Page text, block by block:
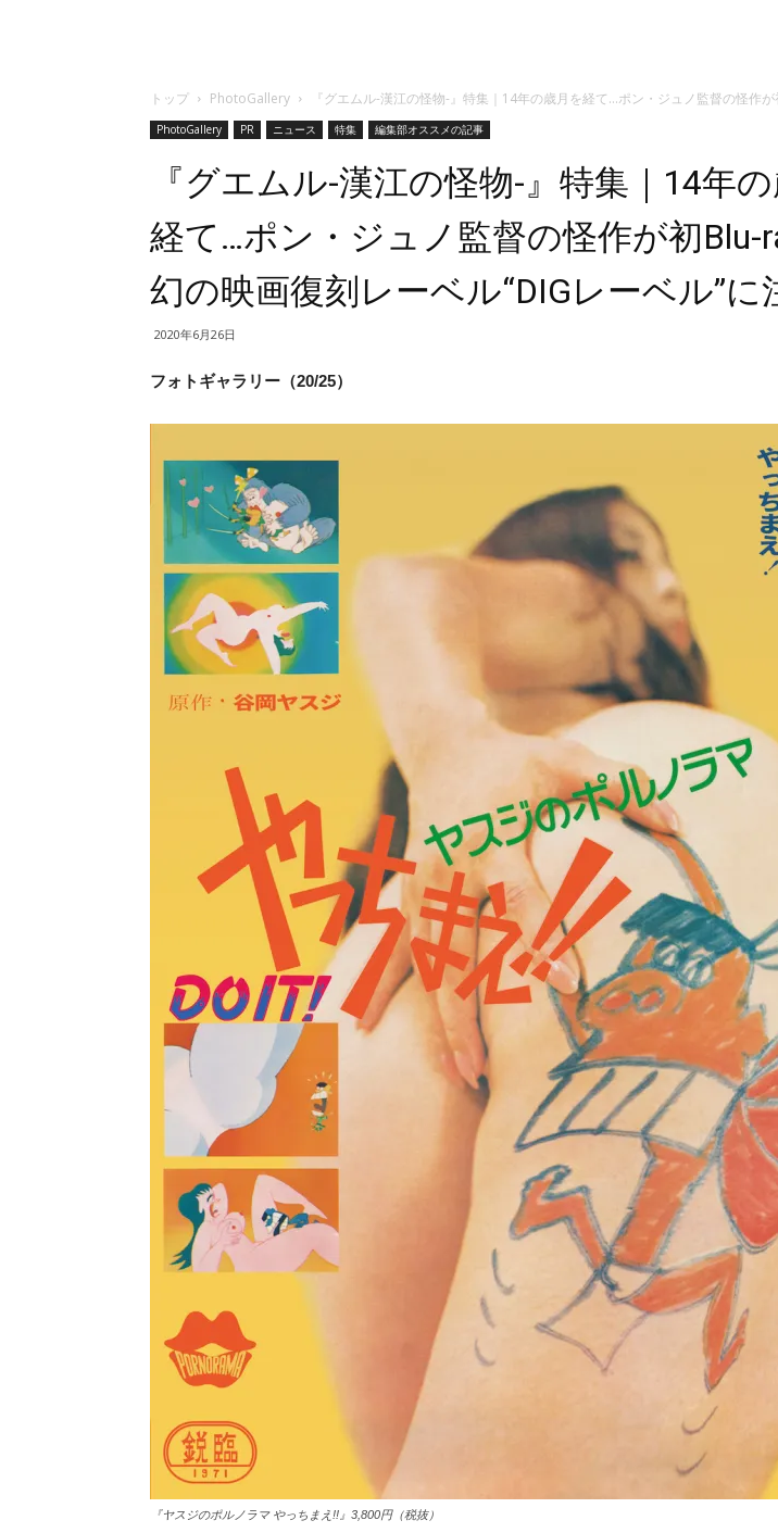
トップ PhotoGallery 『グエムル-漢江の怪物-』特集｜14年の歳月を経て…ポン・ジュノ監督の怪作
PhotoGallery PR ニュース 特集 編集部オススメの記事
『グエムル-漢江の怪物-』特集｜14年
経て…ポン・ジュノ監督の怪作が初Blu-
幻の映画復刻レーベル“DIGレーベル”に
2020年6月26日
フォトギャラリー（20/25）
『ヤスジのポルノラマ やっちまえ!!』3,800円（税抜）